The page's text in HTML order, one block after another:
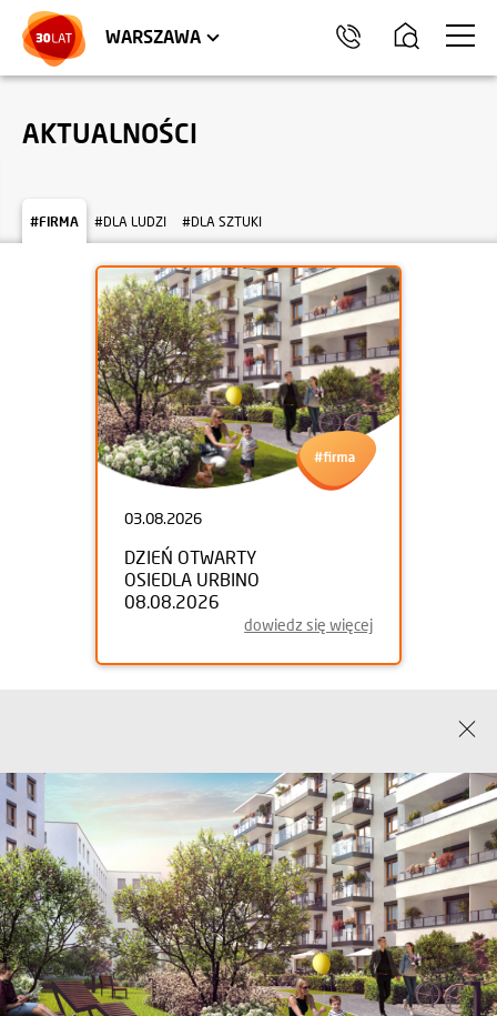
WARSZAWA
HEL
AKTUALNOŚCI
#FIRMA #DLA LUDZI #DLA SZTUKI
03.08.2026
DZIEŃ OTWARTY
OSIEDLA URBINO
08.08.2026
dowiedz się więcej